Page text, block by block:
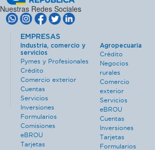
Nuestras Redes Sociales
EMPRESAS
Industria, comercio y
servicios
Pymes y Profesionales
Crédito
Comercio exterior
Cuentas
Servicios
Inversiones
Formularios
Comisiones
eBROU
Tarjetas
Agropecuaria
Crédito
Negocios
rurales
Comercio
exterior
Servicios
eBROU
Cuentas
Inversiones
Tarjetas
Formularios